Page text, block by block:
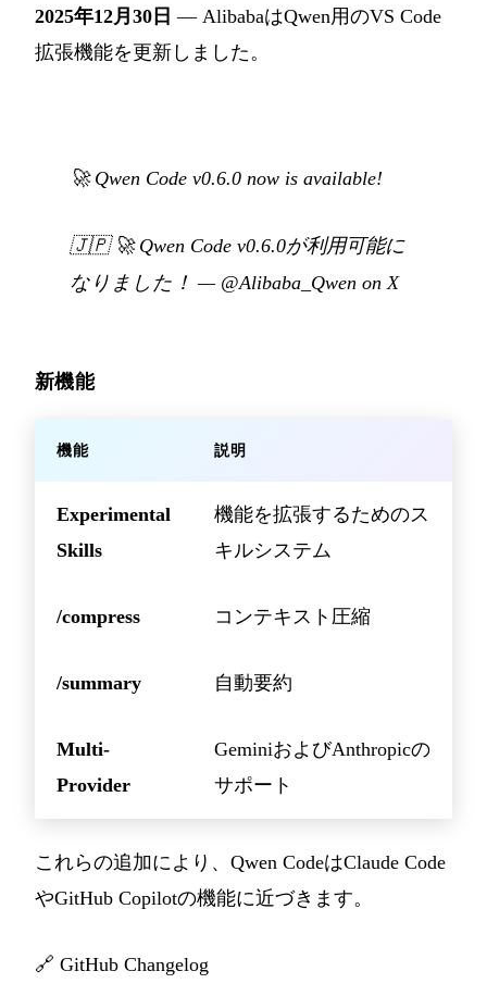
2025年12月30日 — AlibabaはQwen用のVS Code
拡張機能を更新しました。
🚀 Qwen Code v0.6.0 now is available!
🇯🇵 🚀 Qwen Code v0.6.0が利用可能に
なりました！ — @Alibaba_Qwen on X
新機能
機能 説明
Experimental
Skills
機能を拡張するためのス
キルシステム
/compress コンテキスト圧縮
/summary 自動要約
Multi-
Provider
GeminiおよびAnthropicの
サポート
これらの追加により、Qwen CodeはClaude Code
やGitHub Copilotの機能に近づきます。
🔗 GitHub Changelog